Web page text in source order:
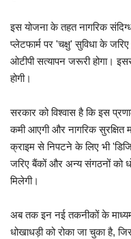
इस योजना के तहत नागरिक
प्लेटफार्म पर 'चक्षु' सुविधा के
ओटीपी सत्यापन जरूरी होगा।
होगी।
सरकार को विश्वास है कि इस
कमी आएगी और नागरिक
क्राइम से निपटने के लिए भी
जरिए बैंकों और अन्य संगठनों को
मिलेगी।
अब तक इन नई तकनीकों के
धोखाधड़ी को रोका जा चुका है,